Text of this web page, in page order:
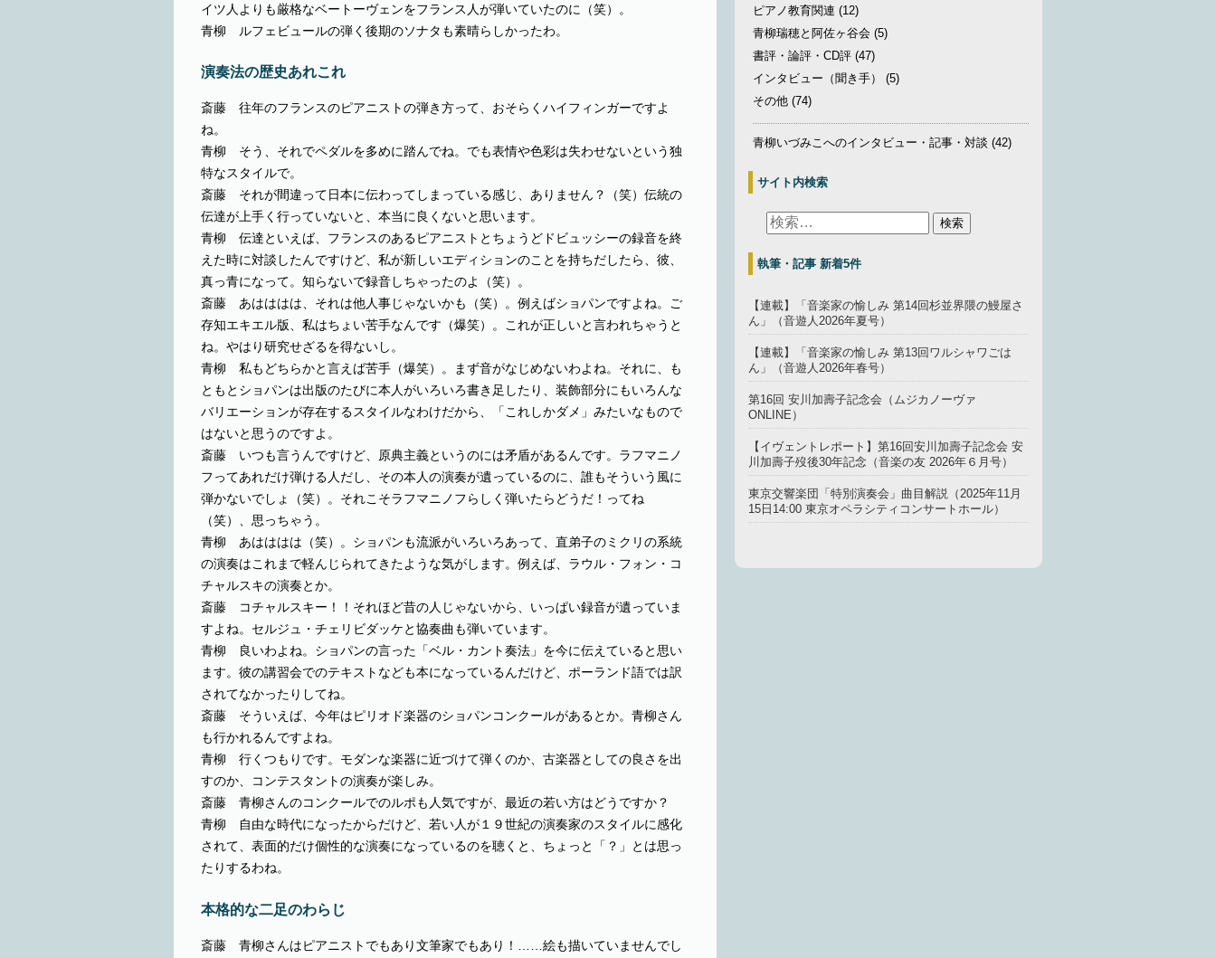
イツ人よりも厳格なベートーヴェンをフランス人が弾いていたのに（笑）。
青柳 ルフェビュールの弾く後期のソナタも素晴らしかったわ。
演奏法の歴史あれこれ
斎藤 往年のフランスのピアニストの弾き方って、おそらくハイフィンガーですよ
ね。
青柳 そう、それでペダルを多めに踏んでね。でも表情や色彩は失わせないという独
特なスタイルで。
斎藤 それが間違って日本に伝わってしまっている感じ、ありません？（笑）伝統の
伝達が上手く行っていないと、本当に良くないと思います。
青柳 伝達といえば、フランスのあるピアニストとちょうどドビュッシーの録音を終
えた時に対談したんですけど、私が新しいエディションのことを持ちだしたら、彼、
真っ青になって。知らないで録音しちゃったのよ（笑）。
斎藤 あはははは、それは他人事じゃないかも（笑）。例えばショパンですよね。ご
存知エキエル版、私はちょい苦手なんです（爆笑）。これが正しいと言われちゃうと
ね。やはり研究せざるを得ないし。
青柳 私もどちらかと言えば苦手（爆笑）。まず音がなじめないわよね。それに、も
ともとショパンは出版のたびに本人がいろいろ書き足したり、装飾部分にもいろんな
バリエーションが存在するスタイルなわけだから、「これしかダメ」みたいなもので
はないと思うのですよ。
斎藤 いつも言うんですけど、原典主義というのには矛盾があるんです。ラフマニノ
フってあれだけ弾ける人だし、その本人の演奏が遺っているのに、誰もそういう風に
弾かないでしょ（笑）。それこそラフマニノフらしく弾いたらどうだ！ってね
（笑）、思っちゃう。
青柳 あはははは（笑）。ショパンも流派がいろいろあって、直弟子のミクリの系統
の演奏はこれまで軽んじられてきたような気がします。例えば、ラウル・フォン・コ
チャルスキの演奏とか。
斎藤 コチャルスキー！！それほど昔の人じゃないから、いっぱい録音が遺っていま
すよね。セルジュ・チェリビダッケと協奏曲も弾いています。
青柳 良いわよね。ショパンの言った「ベル・カント奏法」を今に伝えていると思い
ます。彼の講習会でのテキストなども本になっているんだけど、ポーランド語では訳
されてなかったりしてね。
斎藤 そういえば、今年はピリオド楽器のショパンコンクールがあるとか。青柳さん
も行かれるんですよね。
青柳 行くつもりです。モダンな楽器に近づけて弾くのか、古楽器としての良さを出
すのか、コンテスタントの演奏が楽しみ。
斎藤 青柳さんのコンクールでのルポも人気ですが、最近の若い方はどうですか？
青柳 自由な時代になったからだけど、若い人が１９世紀の演奏家のスタイルに感化
されて、表面的だけ個性的な演奏になっているのを聴くと、ちょっと「？」とは思っ
たりするわね。
本格的な二足のわらじ
斎藤 青柳さんはピアニストでもあり文筆家でもあり！……絵も描いていませんでし
ピアノ教育関連 (12)
青柳瑞穂と阿佐ヶ谷会 (5)
書評・論評・CD評 (47)
インタビュー（聞き手）
(5)
その他 (74)
青柳いづみこへのインタビュー・記事・対談 (42)
サイト内検索
執筆・記事 新着5件
【連載】「音楽家の愉しみ 第14回杉並界隈の鰻屋さ
ん」（音遊人2026年夏号）
【連載】「音楽家の愉しみ 第13回ワルシャワごは
ん」（音遊人2026年春号）
第16回 安川加壽子記念会（ムジカノーヴァ
ONLINE）
【イヴェントレポート】第16回安川加壽子記念会 安
川加壽子歿後30年記念（音楽の友 2026年６月号）
東京交響楽団「特別演奏会」曲目解説（2025年11月
15日14:00 東京オペラシティコンサートホール）